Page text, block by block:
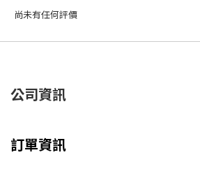
尚未有任何評價
公司資訊
訂單資訊